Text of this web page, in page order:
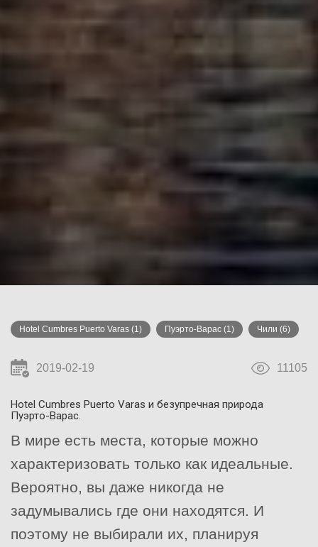
Hotel Cumbres Puerto Varas (1) Пуэрто-Варас (1) Чили (6)
2019-02-19 11105
Hotel Cumbres Puerto Varas и безупречная природа
Пуэрто-Варас.
В мире есть места, которые можно
характеризовать только как идеальные.
Вероятно, вы даже никогда не
задумывались где они находятся. И
поэтому не выбирали их, планируя